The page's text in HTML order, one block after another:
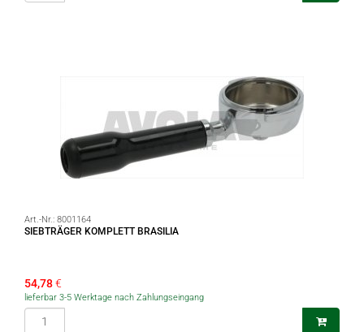
Art.-Nr.: 8001164
SIEBTRÄGER KOMPLETT BRASILIA
54,78€
lieferbar 3-5 Werktage nach Zahlungseingang